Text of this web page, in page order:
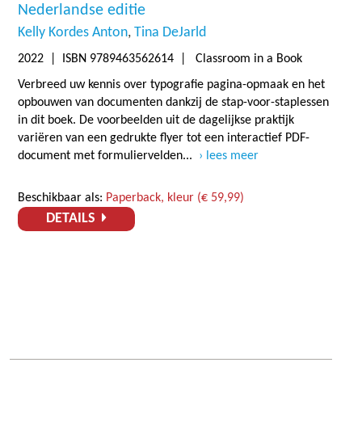
Nederlandse editie
Kelly Kordes Anton Tina DeJarld
2022 | ISBN 9789463562614 | Classroom in a Book
Verbreed uw kennis over typografie pagina-opmaak en het
opbouwen van documenten dankzij de stap-voor-staplessen
in dit boek. De voorbeelden uit de dagelijkse praktijk
variëren van een gedrukte flyer tot een interactief PDF-
document met formuliervelden...
lees meer
Beschikbaar als: Paperback, kleur (€ 59,99)
DETAILS